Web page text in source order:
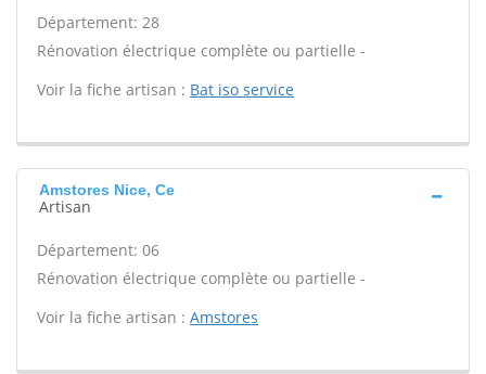
Département: 28
Rénovation électrique complète ou partielle -
Voir la fiche artisan : Bat iso service
Amstores Nice, Ce
Artisan
Département: 06
Rénovation électrique complète ou partielle -
Voir la fiche artisan : Amstores